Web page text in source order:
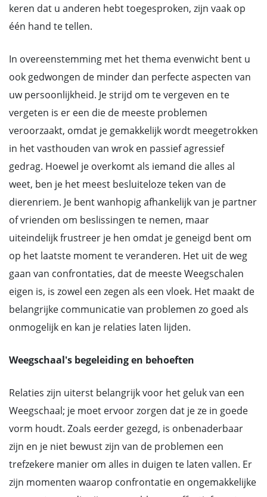
keren dat u anderen hebt toegesproken, zijn vaak op
één hand te tellen.
In overeenstemming met het thema evenwicht bent u
ook gedwongen de minder dan perfecte aspecten van
uw persoonlijkheid. Je strijd om te vergeven en te
vergeten is er een die de meeste problemen
veroorzaakt, omdat je gemakkelijk wordt meegetrokken
in het vasthouden van wrok en passief agressief
gedrag. Hoewel je overkomt als iemand die alles al
weet, ben je het meest besluiteloze teken van de
dierenriem. Je bent wanhopig afhankelijk van je partner
of vrienden om beslissingen te nemen, maar
uiteindelijk frustreer je hen omdat je geneigd bent om
op het laatste moment te veranderen. Het uit de weg
gaan van confrontaties, dat de meeste Weegschalen
eigen is, is zowel een zegen als een vloek. Het maakt de
belangrijke communicatie van problemen zo goed als
onmogelijk en kan je relaties laten lijden.
Weegschaal's begeleiding en behoeften
Relaties zijn uiterst belangrijk voor het geluk van een
Weegschaal; je moet ervoor zorgen dat je ze in goede
vorm houdt. Zoals eerder gezegd, is onbenaderbaar
zijn en je niet bewust zijn van de problemen een
trefzekere manier om alles in duigen te laten vallen. Er
zijn momenten waarop confrontatie en ongemakkelijke